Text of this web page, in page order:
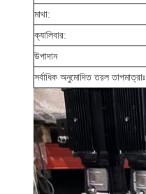
মাথা:
ক্যালিবার:
উপাদান
সর্বাধিক অনুমোদিত তরল তাপমাত্রাঃ